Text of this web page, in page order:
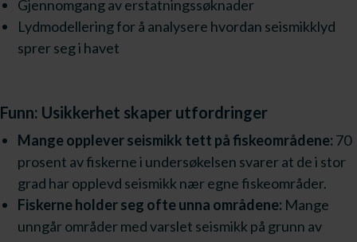
Gjennomgang av erstatningssøknader
Lydmodellering for å analysere hvordan seismikklyd
sprer seg i havet
Funn: Usikkerhet skaper utfordringer
Mange opplever seismikk tett på fiskeområdene: 70
prosent av fiskerne i undersøkelsen svarer at de i stor
grad har opplevd seismikk nær egne fiskeområder.
Fiskerne holder seg ofte unna områdene: Mange
unngår områder med varslet seismikk på grunn av